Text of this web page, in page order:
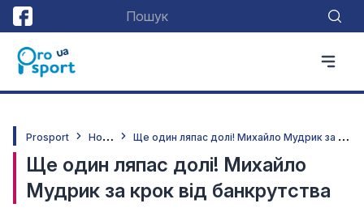
Prosport Н
овини Щ
е один ляпас долі! Михайло Мудрик за крок від банкрутства
Ще один ляпас долі! Михайло
Мудрик за крок від банкрутства